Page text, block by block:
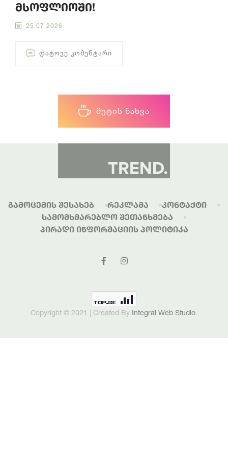
მსოფლიოში!
25.07.2026
ᲓᲐᲢᲝᲕᲔ ᲙᲝᲛᲔᲜᲢᲐᲠᲘ
ᲛᲔᲢᲘᲡ ᲜᲐᲮᲕᲐ
Გამოცემის Შესახებ Რეკლამა
Კონტაქტი
Სამომხმარებლო Შეთანხმება
Პირადი Ინფორმაციის Პოლიტიკა
Copyright © 2021 | Created By Integral Web Studio.